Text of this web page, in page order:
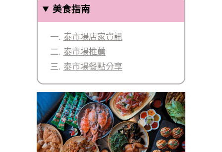
美食指南
泰市場店家資訊
泰市場推薦
泰市場餐點分享